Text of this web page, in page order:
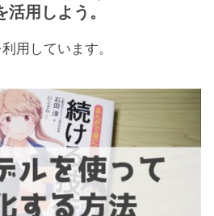
活用しよう。
用しています。